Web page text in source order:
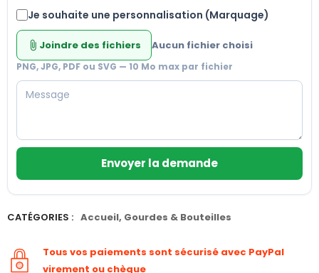
Je souhaite une personnalisation (Marquage)
attach_file Joindre des fichiers Aucun fichier choisi
PNG, JPG, PDF ou SVG — 10 Mo max par fichier
Envoyer la demande
CATÉGORIES : Accueil, Gourdes & Bouteilles
Tous vos paiements sont sécurisé avec PayPal
virement ou chèque